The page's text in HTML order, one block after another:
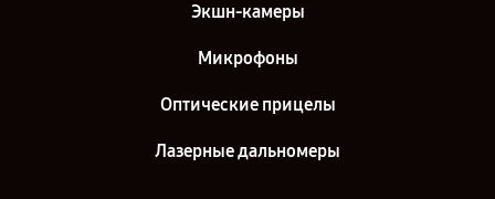
Экшн-камеры
Микрофоны
Оптические прицелы
Лазерные дальномеры